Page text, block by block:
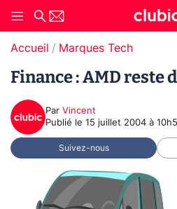
Accueil Marques Tech
Finance : AMD reste
Par Vincent
Publié le 15 juillet 2004 à
Suivez-nous